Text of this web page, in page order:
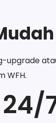
upgrade
WFH.